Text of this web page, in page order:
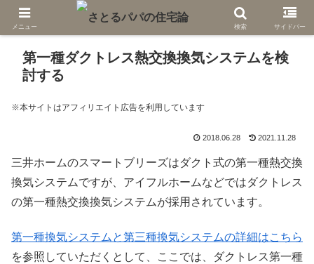
第一種ダクトレス熱交換換気システムを検
討する
※本サイトはアフィリエイト広告を利用しています
2018.06.28 2021.11.28
三井ホームのスマートブリーズはダクト式の第一種熱交換
換気システムですが、アイフルホームなどではダクトレス
の第一種熱交換換気システムが採用されています。
第一種換気システムと第三種換気システムの詳細はこちら
を参照していただくとして、ここでは、ダクトレス第一種
メニュー 検索 サイドバー